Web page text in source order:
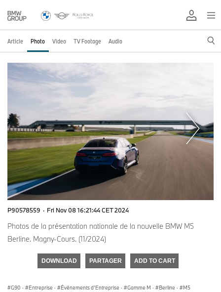
Article Photo Video TV Footage Audio
P90578559 · Fri Nov 08 16:21:44 CET 2024
Photos de la présentation nationale de la nouvelle BMW M5
Berline. Magny-Cours. (11/2024)
DOWNLOAD PARTAGER ADD TO CART
G90 · Entreprise · Événements d'Entreprise · Gamme M · Berline · M5